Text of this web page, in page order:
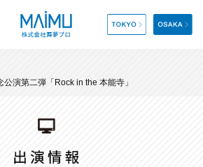
公演第二弾「Rock in the 本能寺」